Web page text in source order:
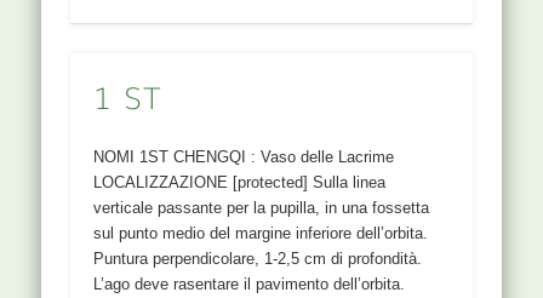
1 ST
NOMI 1ST CHENGQI : Vaso delle Lacrime
LOCALIZZAZIONE [protected] Sulla linea
verticale passante per la pupilla, in una fossetta
sul punto medio del margine inferiore dell’orbita.
Puntura perpendicolare, 1-2,5 cm di profondità.
L’ago deve rasentare il pavimento dell’orbita.